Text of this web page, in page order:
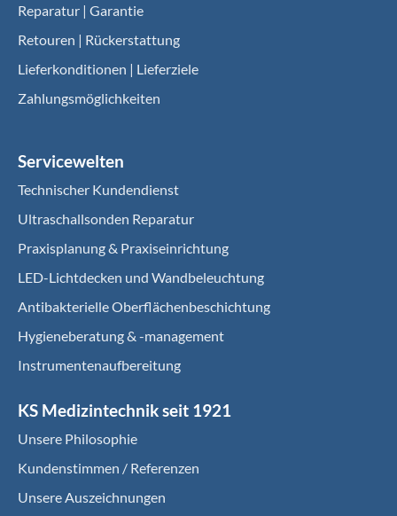
Reparatur | Garantie
Retouren | Rückerstattung
Lieferkonditionen | Lieferziele
Zahlungsmöglichkeiten
Servicewelten
Technischer Kundendienst
Ultraschallsonden Reparatur
Praxisplanung & Praxiseinrichtung
LED-Lichtdecken und Wandbeleuchtung
Antibakterielle Oberflächenbeschichtung
Hygieneberatung & -management
Instrumentenaufbereitung
KS Medizintechnik seit 1921
Unsere Philosophie
Kundenstimmen / Referenzen
Unsere Auszeichnungen